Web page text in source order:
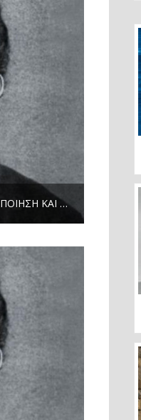
ΛΟΡΈΝΤΖΟΣ ΜΑΒΊΛΗΣ: ΠΑΤΡΙΩΤΙΣΜΌΣ, ΠΟΊΗΣΗ ΚΑΙ ΣΚΆΚΙ (ΜΈΡΟΣ 3Ο) | ΣΠΎΡΟΣ ΙΛΑΝΤΖΉΣ